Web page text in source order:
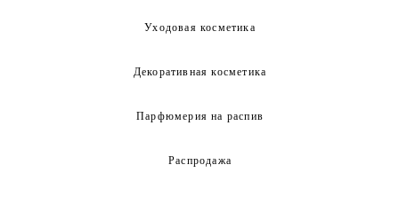
Уходовая косметика
Декоративная косметика
Парфюмерия на распив
Распродажа